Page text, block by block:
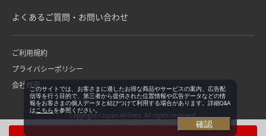
よくあるご質問・お問い合わせ
ご利用規約
プライバシーポリシー
会社概要
Copyright©Japan Airlines. All rights reserved.
このサイトでは、お客さまに適したお得な商品やサービスの案内、広告配
信等を行う目的で、第三者から提供された位置情報や広告データなどの情
報をお客さまの個人データと結びつけて利用する場合があります。詳細Q&A
は こちらを参照ください。
確認